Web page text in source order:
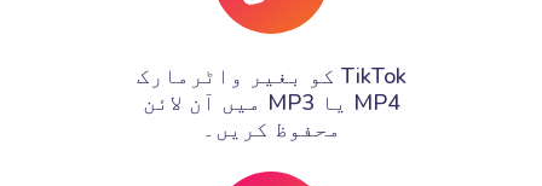
TikTok کو بغیر واٹرمارک
MP4 یا MP3 میں آن لائن
محفوظ کریں۔